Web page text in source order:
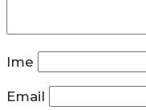
Ime
Email